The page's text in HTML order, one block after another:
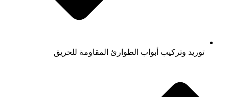
توريد وتركيب أبواب الطوارئ المقاومة للحريق